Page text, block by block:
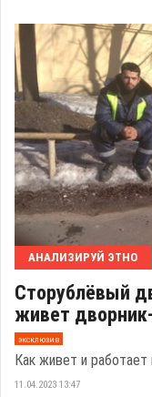
АНАЛИЗИРУЙ ЭТНО
Сторублёвый
живет
эксклюзив
Как живет и
11.04.2023 13:47